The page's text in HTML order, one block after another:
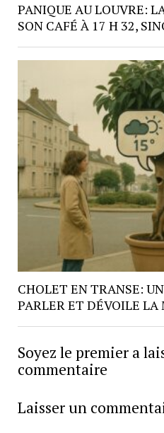
PANIQUE AU LOUVRE:
SON CAFÉ À 17 H 32,
CHOLET EN TRANSE:
PARLER ET DÉVOILE
Soyez le premier a
commentaire
Laisser un